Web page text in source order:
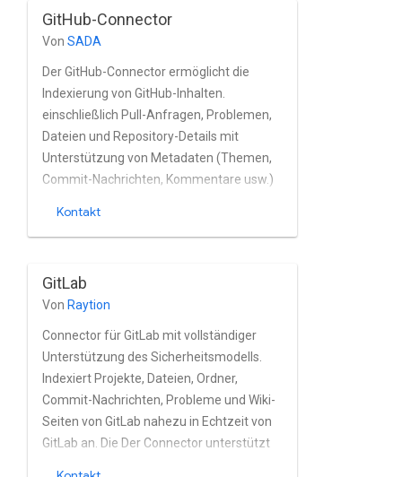
GitHub-Connector
Von SADA
Der GitHub-Connector ermöglicht die
Indexierung von GitHub-Inhalten.
einschließlich Pull-Anfragen, Problemen,
Dateien und Repository-Details mit
Unterstützung von Metadaten (Themen,
Commit-Nachrichten, Kommentare usw.)
um den GitHub-Inhalte
Kontakt
GitLab
Von Raytion
Connector für GitLab mit vollständiger
Unterstützung des Sicherheitsmodells.
Indexiert Projekte, Dateien, Ordner,
Commit-Nachrichten, Probleme und Wiki-
Seiten von GitLab nahezu in Echtzeit von
GitLab an. Die Der Connector unterstützt